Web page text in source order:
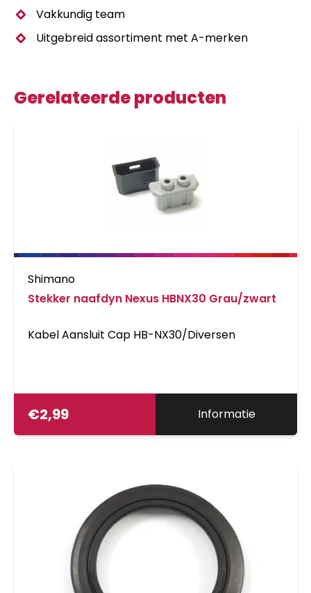
Vakkundig team
Uitgebreid assortiment met A-merken
Gerelateerde producten
Shimano
Stekker naafdyn Nexus HBNX30 Grau/zwart
Kabel Aansluit Cap HB-NX30/Diversen
€2,99 Informatie